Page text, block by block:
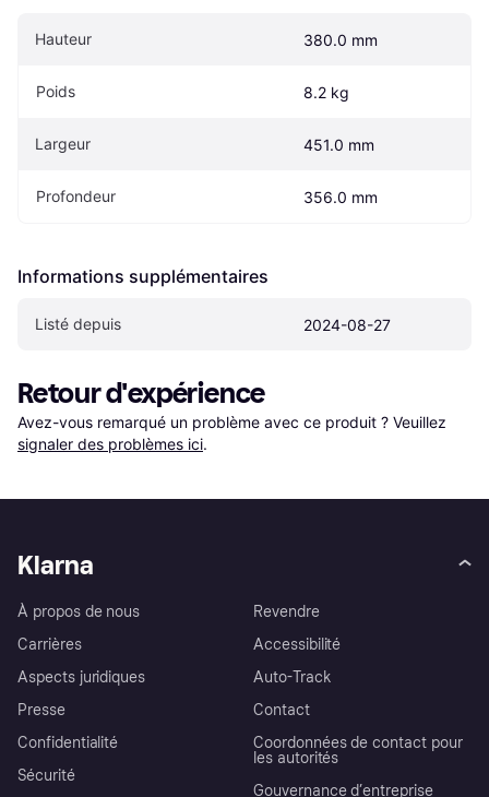
Hauteur 380.0 mm
Poids 8.2 kg
Largeur 451.0 mm
Profondeur 356.0 mm
Informations supplémentaires
Listé depuis 2024-08-27
Retour d'expérience
Avez-vous remarqué un problème avec ce produit ? Veuillez
signaler des problèmes ici.
Klarna
À propos de nous
Carrières
Aspects juridiques
Presse
Confidentialité
Sécurité
Revendre
Accessibilité
Auto-Track
Contact
Coordonnées de contact pour
les autorités
Gouvernance d’entreprise